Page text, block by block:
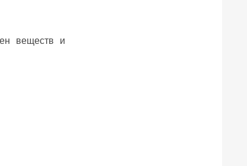
веществ и